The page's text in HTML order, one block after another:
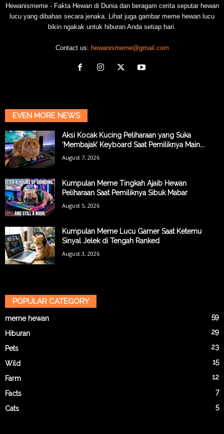
Hewanismeme - Fakta Hewan di Dunia dan beragam cerita seputar hewan
lucu yang dibahas secara jenaka. Lihat juga gambar meme hewan lucu
bikin ngakak untuk hiburan Anda setiap hari.
Contact us: hewanismeme@gmail.com
EVEN MORE NEWS
Aksi Kocak Kucing Peliharaan yang Suka
‘Membajak’ Keyboard Saat Pemiliknya Main...
August 7, 2026
Kumpulan Meme Tingkah Ajaib Hewan
Peliharaan Saat Pemiliknya Sibuk Mabar
August 5, 2026
Kumpulan Meme Lucu Gamer Saat Ketemu
Sinyal Jelek di Tengah Ranked
August 3, 2026
POPULAR CATEGORY
meme hewan 59
Hiburan 29
Pets 23
Wild 15
Farm 12
Facts 7
Cats 5